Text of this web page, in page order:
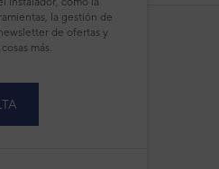
la gestión de
de ofertas y
más.
Integrado
-